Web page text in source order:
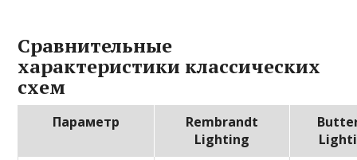
Сравнительные
характеристики классических
схем
Параметр
Rembrandt
Lighting